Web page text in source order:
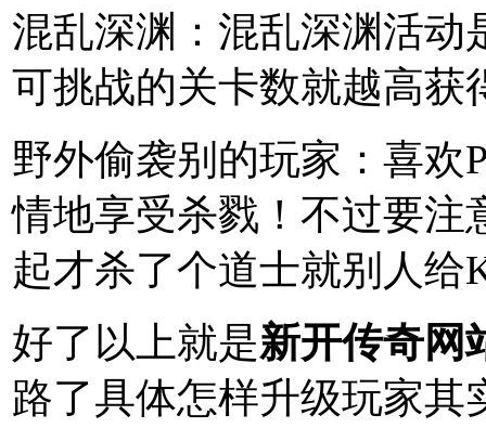
混乱深渊：混乱深渊活动
可挑战的关卡数就越高获
野外偷袭别的玩家：喜欢
情地享受杀戮！不过要注
起才杀了个道士就别人给
好了以上就是新开传奇网
路了具体怎样升级玩家其